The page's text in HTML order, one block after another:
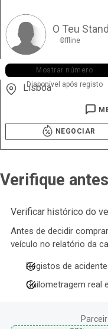
O Teu Stand
Offline
+351 931 ••• •20
Mostrar número
Disponível após registo
Lisboa
NEGOCIAR
Verifique
Verificar histórico do
Antes de decidir
veículo no relatório da
Registos de
Quilometragem real